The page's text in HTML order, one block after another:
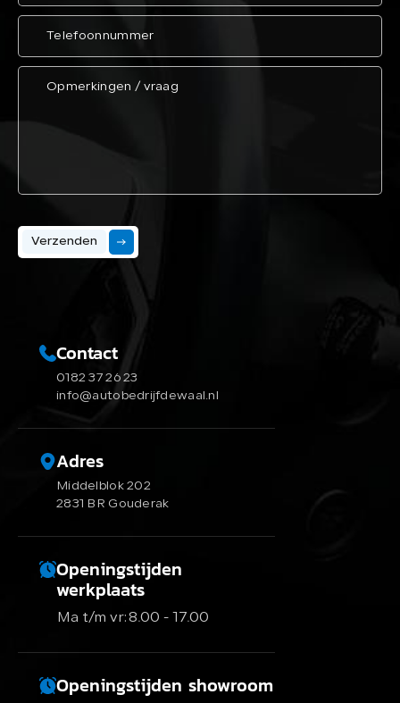
Verzenden
Contact
0182 37 26 23
info@autobedrijfdewaal.nl
Adres
Middelblok 202
2831 BR Gouderak
Openingstijden
werkplaats
Ma t/m vr:8.00 - 17.00
Openingstijden showroom